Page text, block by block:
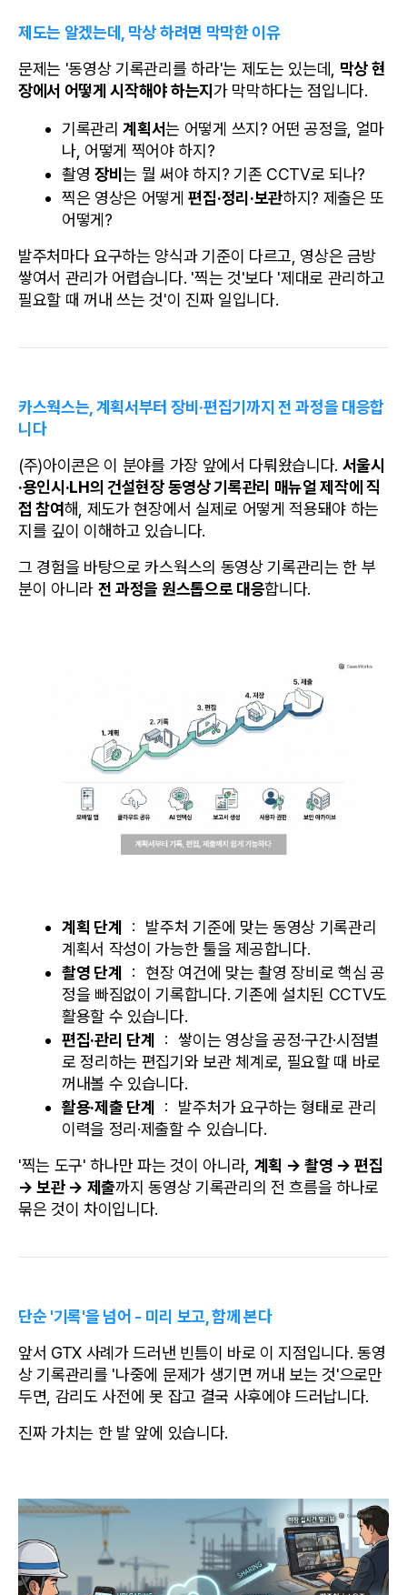
제도는 알겠는데, 막상 하려면 막막한 이유
문제는 '동영상 기록관리를 하라'는 제도는 있는데, 막상 현
장에서 어떻게 시작해야 하는지 가 막막하다는 점입니다.
기록관리 계획서는 어떻게 쓰지? 어떤 공정을, 얼마
나, 어떻게 찍어야 하지?
촬영 장비는 뭘 써야 하지? 기존 CCTV로 되나?
찍은 영상은 어떻게 편집·정리·보관하지? 제출은 또
어떻게?
발주처마다 요구하는 양식과 기준이 다르고, 영상은 금방
쌓여서 관리가 어렵습니다. '찍는 것'보다 '제대로 관리하고
필요할 때 꺼내 쓰는 것'이 진짜 일입니다.
카스웍스는, 계획서부터 장비·편집기까지 전 과정을 대응합
니다
(주)아이콘은 이 분야를 가장 앞에서 다뤄왔습니다. 서울시
·용인시·LH의 건설현장 동영상 기록관리 매뉴얼 제작에 직
접 참여해, 제도가 현장에서 실제로 어떻게 적용돼야 하는
지를 깊이 이해하고 있습니다.
그 경험을 바탕으로 카스웍스의 동영상 기록관리는 한 부
분이 아니라 전 과정을 원스톱으로 대응합니다.
계획 단계
： 발주처 기준에 맞는 동영상 기록관리
계획서 작성이 가능한 툴을 제공합니다.
촬영 단계
： 현장 여건에 맞는 촬영 장비로 핵심 공
정을 빠짐없이 기록합니다. 기존에 설치된 CCTV도
활용할 수 있습니다.
편집·관리 단계
： 쌓이는 영상을 공정·구간·시점별
로 정리하는 편집기와 보관 체계로, 필요할 때 바로
꺼내볼 수 있습니다.
활용·제출 단계
： 발주처가 요구하는 형태로 관리
이력을 정리·제출할 수 있습니다.
'찍는 도구' 하나만 파는 것이 아니라, 계획 → 촬영 → 편집
→ 보관 → 제출까지 동영상 기록관리의 전 흐름을 하나로
묶은 것이 차이입니다.
단순 '기록'을 넘어 - 미리 보고, 함께 본다
앞서 GTX 사례가 드러낸 빈틈이 바로 이 지점입니다. 동영
상 기록관리를 '나중에 문제가 생기면 꺼내 보는 것'으로만
두면, 감리도 사전에 못 잡고 결국 사후에야 드러납니다.
진짜 가치는 한 발 앞에 있습니다.